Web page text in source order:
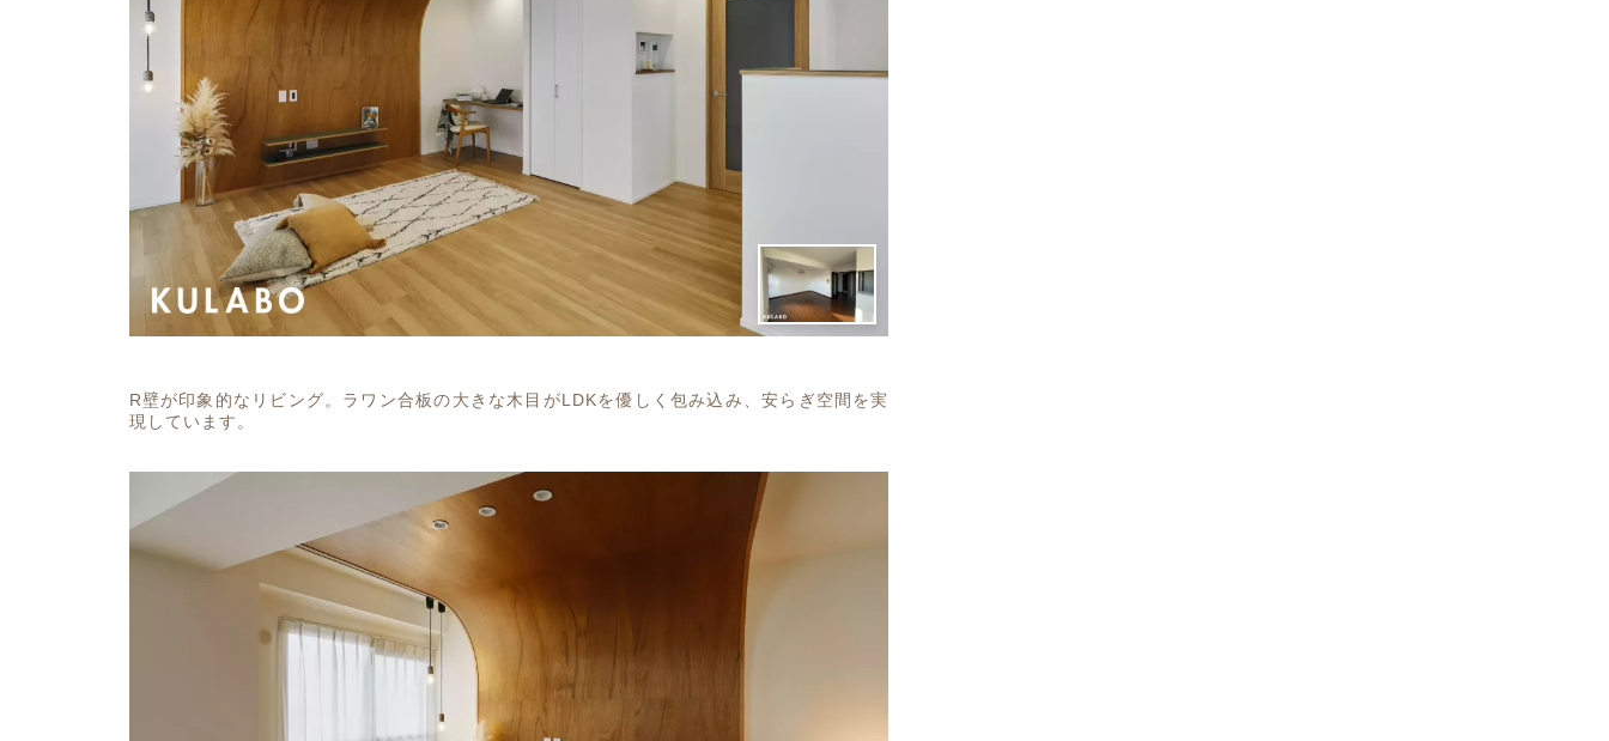
R壁が印象的なリビング。ラワン合板の大きな木目がLDKを優しく包み込み、安らぎ空間を実
現しています。